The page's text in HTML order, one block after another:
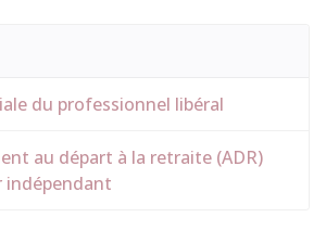
du professionnel libéral
au départ à la retraite (ADR)
indépendant